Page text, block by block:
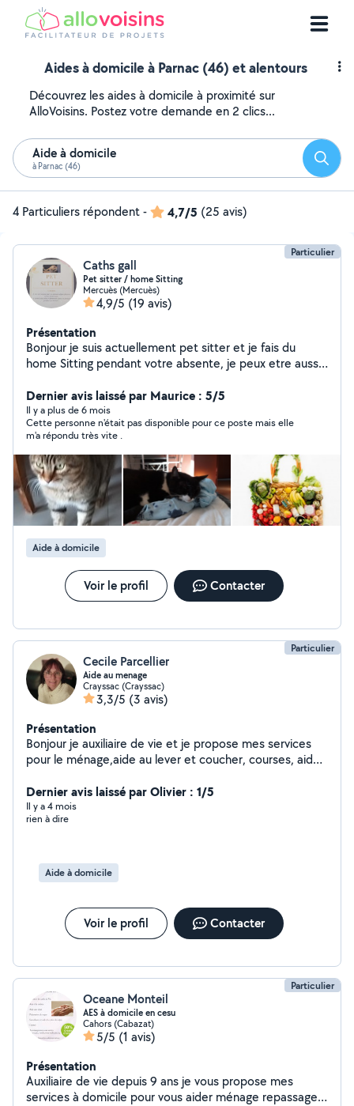
Aides à domicile à Parnac (46) et alentours
Découvrez les aides à domicile à proximité sur
AlloVoisins. Postez votre demande en 2 clics...
Aide à domicile
à Parnac (46)
4 Particuliers répondent- 4,7/5 (25 avis)
Particulier
Caths gall
Pet sitter / home Sitting
Mercuès (Mercuès)
4,9/5 (19 avis)
Présentation
Bonjour je suis actuellement pet sitter et je fais du
home Sitting pendant votre absente, je peux etre aussi
actuellement aide familiale quelques heures dans la
semaine et peut aussi vous rajouter à mon agenda si
vous avez besoin aide pour ménage courses ou autres
services . Je suis une personne de confiance qui aime la
rigueur et l honnêteté , je suis patiente , discrétion
assuré , je profites de la vie et je suis dispo et cordiale
avec les personnes qui m'entourent , et me respecte,
Je possède un véhicule personnel Paiement CESU
accepté Merci de m'avoir lu et à bientôt peut être.
Dernier avis laissé par Maurice : 5/5
Il y a plus de 6 mois
Cette personne n'était pas disponible pour ce poste mais elle
m'a répondu très vite .
Aide à domicile
Voir le profil Contacter
Particulier
Cecile Parcellier
Aide au menage
Crayssac (Crayssac)
3,3/5 (3 avis)
Présentation
Bonjour je auxiliaire de vie et je propose mes services
pour le ménage,aide au lever et coucher, courses, aide
Dernier avis laissé par Olivier : 1/5
Il y a 4 mois
rien à dire
Aide à domicile
Voir le profil Contacter
Particulier
Oceane Monteil
AES à domicile en cesu
Cahors (Cabazat)
5/5 (1 avis)
Présentation
Auxiliaire de vie depuis 9 ans je vous propose mes
services à domicile pour vous aider ménage repassage